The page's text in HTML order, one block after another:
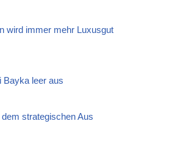
wird immer mehr Luxusgut
Bayka leer aus
strategischen Aus